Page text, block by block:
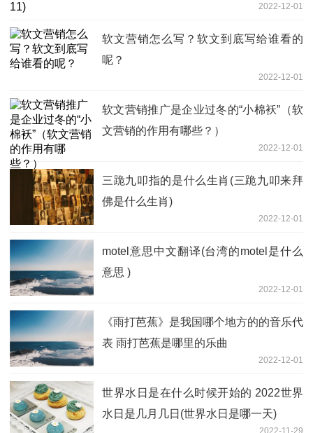
2022-12-01
软文营销怎么写？软文到底写给谁看的
呢？
2022-12-01
软文营销推广是企业过冬的“小棉袄”（软
文营销的作用有哪些？）
2022-12-01
三跪九叩指的是什么生肖(三跪九叩来拜
佛是什么生肖)
2022-12-01
motel意思中文翻译(台湾的motel是什么
意思 )
2022-12-01
《雨打芭蕉》是我国哪个地方的的音乐代
表 雨打芭蕉是哪里的乐曲
2022-12-01
世界水日是在什么时候开始的 2022世界
水日是几月几日(世界水日是哪一天)
2022-11-29